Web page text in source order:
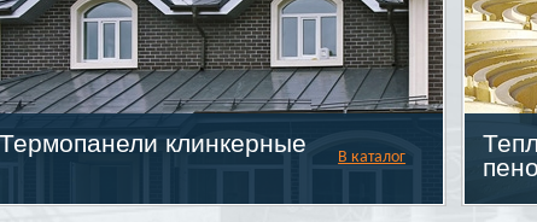
Термопанели клинкерные
В каталог